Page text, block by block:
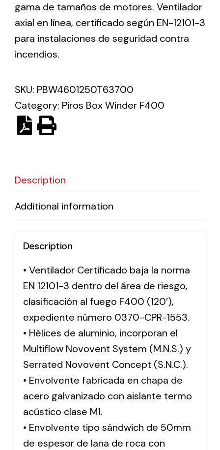
Solar lighting
Variety of solar solutions for all kinds of needs.
gama de tamaños de motores. Ventilador
axial en línea, certificado según EN-12101-3
para instalaciones de seguridad contra
incendios.
SKU: PBW4601250T63700
Category: Piros Box Winder F400
Description
Additional information
Description
• Ventilador Certificado baja la norma
EN 12101-3 dentro del área de riesgo,
clasificación al fuego F400 (120′),
expediente número 0370-CPR-1553.
• Hélices de aluminio, incorporan el
Multiflow Novovent System (M.N.S.) y
Serrated Novovent Concept (S.N.C.).
• Envolvente fabricada en chapa de
acero galvanizado con aislante termo
acústico clase M1.
• Envolvente tipo sándwich de 50mm
de espesor de lana de roca con